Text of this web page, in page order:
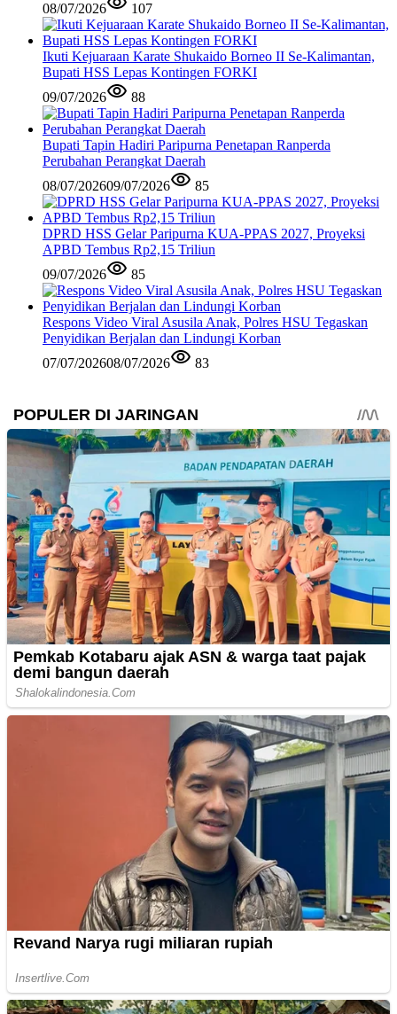
08/07/2026
107
Ikuti Kejuaraan Karate Shukaido Borneo II Se-Kalimantan,
Bupati HSS Lepas Kontingen FORKI
09/07/2026
88
Bupati Tapin Hadiri Paripurna Penetapan Ranperda
Perubahan Perangkat Daerah
08/07/202609/07/2026 85
DPRD HSS Gelar Paripurna KUA-PPAS 2027, Proyeksi
APBD Tembus Rp2,15 Triliun
09/07/2026
85
Respons Video Viral Asusila Anak, Polres HSU Tegaskan
Penyidikan Berjalan dan Lindungi Korban
07/07/202608/07/2026 83